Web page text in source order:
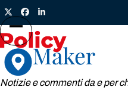
Skip
to
content
TwitterFacebook
LinkedIn
Notizie e commenti da e per
Open
mobile
menu
Close
mobile
menu